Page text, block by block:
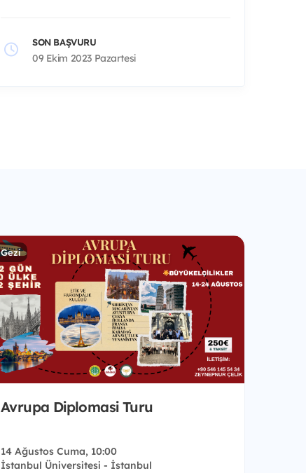
SON BAŞVURU
09 Ekim 2023 Pazartesi
Gezi
Avrupa Diplomasi Turu
14 Ağustos Cuma, 10:00
İstanbul Üniversitesi - İstanbul